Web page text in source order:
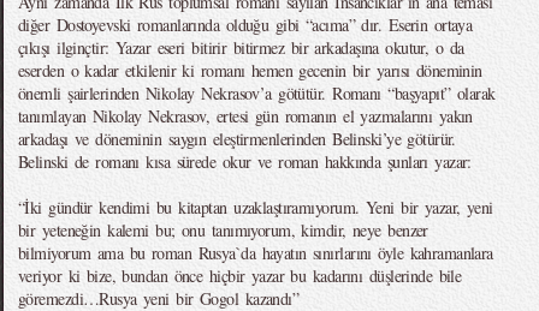
diğer Dostoyevski romanlarında olduğu gibi “acıma” dır. Eserin ortaya
çıkışı ilginçtir: Yazar eseri bitirir bitirmez bir arkadaşına okutur, o da
eserden o kadar etkilenir ki romanı hemen gecenin bir yarısı döneminin
önemli şairlerinden Nikolay Nekrasov’a götütür. Romanı “başyapıt” olarak
tanımlayan Nikolay Nekrasov, ertesi gün romanın el yazmalarını yakın
arkadaşı ve döneminin saygın eleştirmenlerinden Belinski’ye götürür.
Belinski de romanı kısa sürede okur ve roman hakkında şunları yazar:
“İki gündür kendimi bu kitaptan uzaklaştıramıyorum. Yeni bir yazar, yeni
bir yeteneğin kalemi bu; onu tanımıyorum, kimdir, neye benzer
bilmiyorum ama bu roman Rusya`da hayatın sınırlarını öyle kahramanlara
veriyor ki bize, bundan önce hiçbir yazar bu kadarını düşlerinde bile
göremezdi…Rusya yeni bir Gogol kazandı”